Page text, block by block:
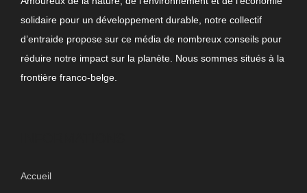
solidaire pour un développement durable, notre collectif
d’entraide propose sur ce média de nombreux conseils pour
réduire notre impact sur la planète. Nous sommes situés à la
frontière franco-belge.
Accueil